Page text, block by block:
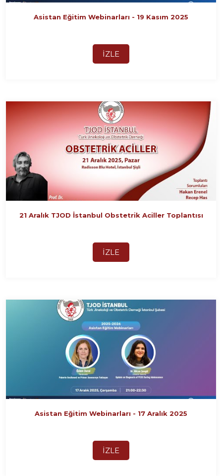
Asistan Eğitim Webinarları - 19 Kasım 2025
İZLE
21 Aralık TJOD İstanbul Obstetrik Aciller Toplantısı
İZLE
Asistan Eğitim Webinarları - 17 Aralık 2025
İZLE